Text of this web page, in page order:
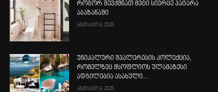
როგორ შევქმნათ მეტი სივრცე პატარა
აბაზანაში
აგვისტო 9, 2026
უნიკალური შპალერების კოლექცია,
რომელზეც მსოფლიოს ულამაზესი
ადგილებია ასახული…
აგვისტო 9, 2026